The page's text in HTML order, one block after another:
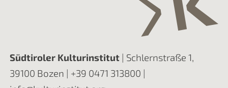
Südtiroler Kulturinstitut| Schlernstraße 1,
39100 Bozen | +39 0471 313800 |